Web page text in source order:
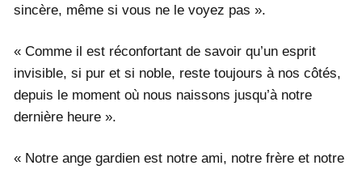
sincère, même si vous ne le voyez pas ».
« Comme il est réconfortant de savoir qu’un esprit
invisible, si pur et si noble, reste toujours à nos côtés,
depuis le moment où nous naissons jusqu’à notre
dernière heure ».
« Notre ange gardien est notre ami, notre frère et notre